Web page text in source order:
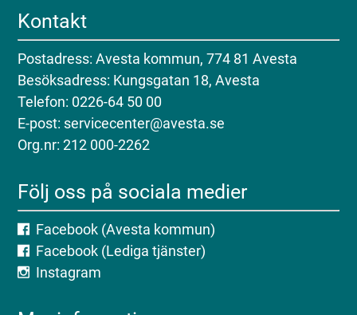
Kontakt
Postadress: Avesta kommun, 774 81 Avesta
Besöksadress: Kungsgatan 18, Avesta
Telefon: 0226-64 50 00
E-post: servicecenter@avesta.se
Org.nr: 212 000-2262
Följ oss på sociala medier
Facebook (Avesta kommun)
Facebook (Lediga tjänster)
Instagram